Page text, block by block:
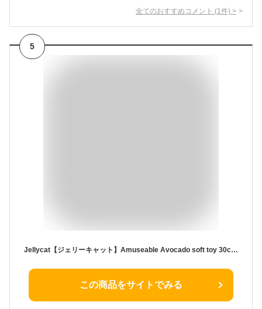
全てのおすすめコメント (1 件) >
5
Jellycat【ジェリーキャット】Amuseable Avocado soft toy 30cm アボカド ぬいぐるみ Mサイズ
この商品をサイトでみる